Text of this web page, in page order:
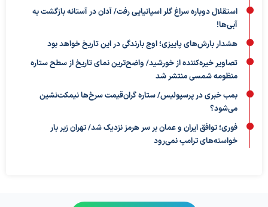
استقلال دوباره سراغ گلر اسپانیایی رفت/ آدان در آستانه بازگشت به
آبی‌ها!
هشدار بارش‌های پاییزی؛ اوج بارندگی در این تاریخ خواهد بود
تصاویر خیره‌کننده از خورشید/ واضح‌ترین نمای تاریخ از سطح ستاره
منظومه شمسی منتشر شد
بمب خبری در پرسپولیس/ ستاره گران‌قیمت سرخ‌ها نیمکت‌نشین
می‌شود؟
فوری؛ توافق ایران و عمان بر سر هرمز نزدیک شد/ تهران زیر بار
خواسته‌های ترامپ نمی‌رود